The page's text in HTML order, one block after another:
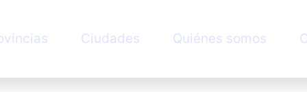
Ciudades Quiénes somos